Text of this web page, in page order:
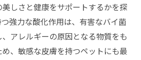
しさと健康をサポートするかを探
強力な酸化作用は、有害なバイ菌
アレルギーの原因となる物質をも
、敏感な皮膚を持つペットにも最